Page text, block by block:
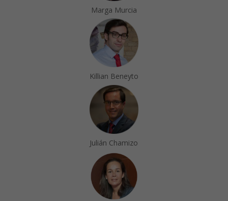
Marga Murcia
Killian Beneyto
Julián Chamizo